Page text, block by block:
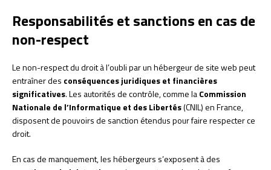
Responsabilités et sanctions en cas de
non-respect
Le non-respect du droit à l’oubli par un hébergeur de site web peut
entraîner des conséquences juridiques et financières
significatives. Les autorités de contrôle, comme laCommission
Nationale de l’Informatique et des Libertés(CNIL) en France,
disposent de pouvoirs de sanction étendus pour faire respecter ce
droit.
En cas de manquement, les hébergeurs s’exposent à des